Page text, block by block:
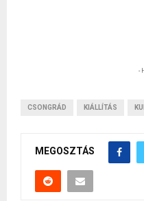
-
CSONGRÁD KIÁLLÍTÁS
MEGOSZTÁS